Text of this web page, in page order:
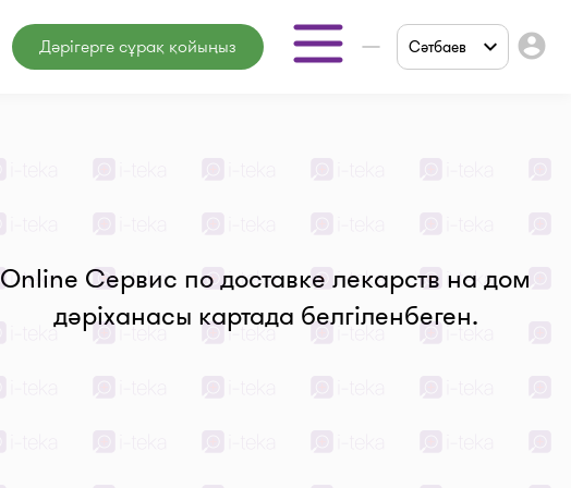
Дәрігерге сұрақ қойыңыз
қызметтер
Онлайн
Сәтбаев account_circle
Online Сервис по доставке лекарств на дом
дәріханасы картада белгіленбеген.